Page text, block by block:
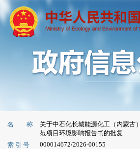
名 称
关于中石化长城能源化工（内蒙古
范项目环境影响报告书的批复
索 引 号
000014672/2026-00155